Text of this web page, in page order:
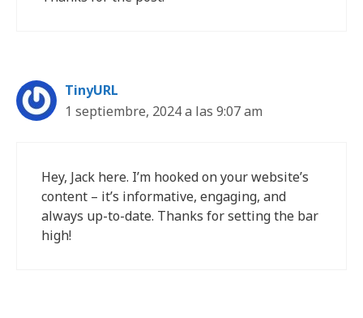
TinyURL
1 septiembre, 2024 a las 9:07 am
Hey, Jack here. I’m hooked on your website’s
content – it’s informative, engaging, and
always up-to-date. Thanks for setting the bar
high!